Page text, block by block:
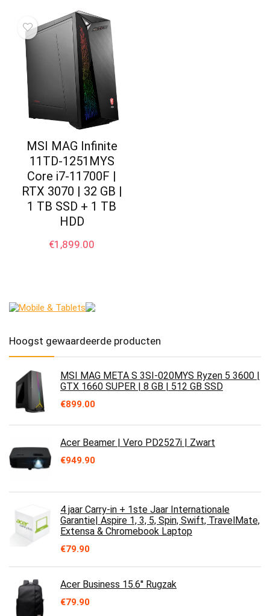
MSI MAG Infinite
11TD-1251MYS
Core i7-11700F |
RTX 3070 | 32 GB |
1 TB SSD + 1 TB
HDD
€1,899.00
Hoogst gewaardeerde producten
MSI MAG META S 3SI-020MYS Ryzen 5 3600 |
GTX 1660 SUPER | 8 GB | 512 GB SSD
€899.00
Acer Beamer | Vero PD2527i | Zwart
€949.90
4 jaar Carry-in + 1ste Jaar Internationale
Garantie| Aspire 1, 3, 5, Spin, Swift, TravelMate,
Extensa & Chromebook Laptop
€79.90
Acer Business 15.6'' Rugzak
€79.90